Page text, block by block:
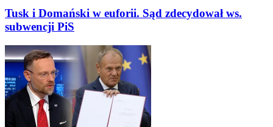
Tusk i Domański w euforii. Sąd zdecydował ws.
subwencji PiS